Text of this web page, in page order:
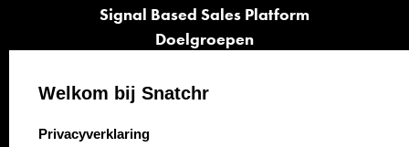
Signal Based Sales Platform
Doelgroepen
Opvolging
Welkom bij Snatchr
select language
Privacyverklaring